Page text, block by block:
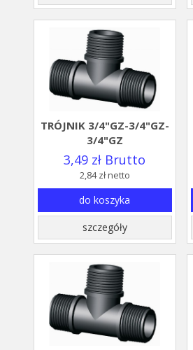
TRÓJNIK 3/4"GZ-3/4"GZ-
3/4"GZ
3,49 zł Brutto
2,84 zł netto
do koszyka
szczegóły